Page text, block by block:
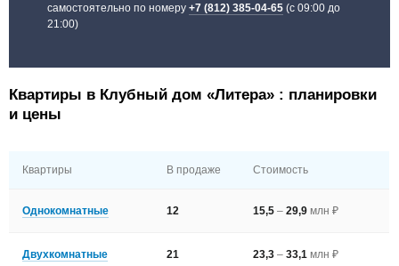
самостоятельно по номеру+7 (812) 385-04-65 (с 09:00 до
21:00)
Квартиры в Клубный дом «Литера» : планировки
и цены
Квартиры В продаже Стоимость
Однокомнатные 12 15,5– 29,9млн ₽
Двухкомнатные 21 23,3– 33,1млн ₽